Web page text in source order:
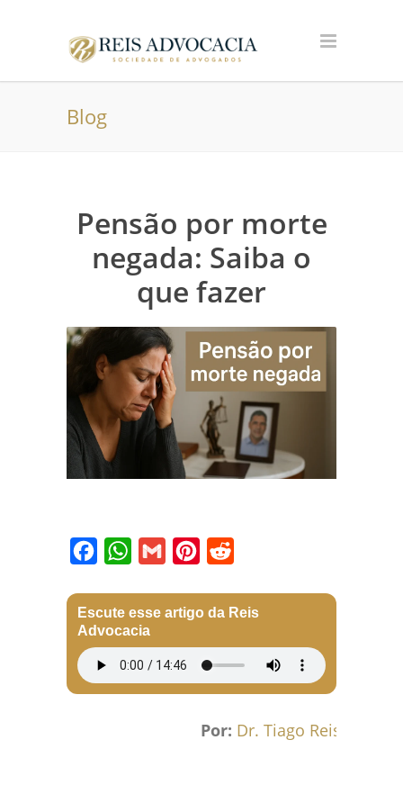
Blog
Pensão por morte
negada: Saiba o
que fazer
Escute esse artigo da Reis
Advocacia
Por: Dr. Tiago Reis